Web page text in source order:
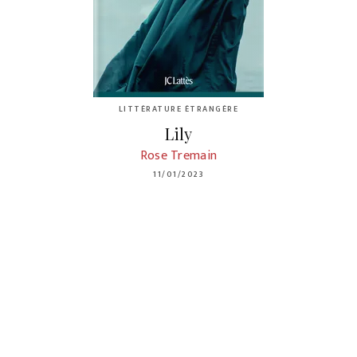
LITTÉRATURE ÉTRANGÈRE
Lily
Rose Tremain
11/01/2023